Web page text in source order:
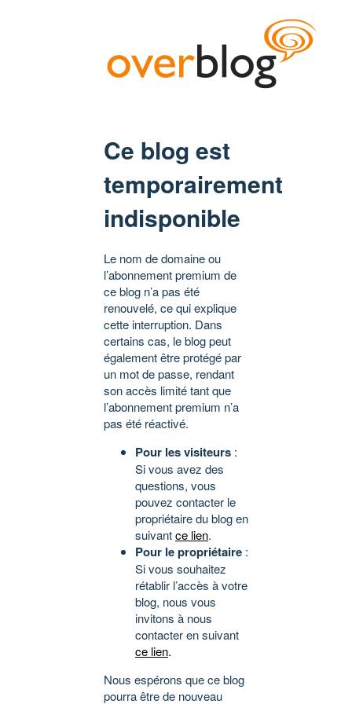
Ce blog est
temporairement
indisponible
Le nom de domaine ou
l’abonnement premium de
ce blog n’a pas été
renouvelé, ce qui explique
cette interruption. Dans
certains cas, le blog peut
également être protégé par
un mot de passe, rendant
son accès limité tant que
l’abonnement premium n’a
pas été réactivé.
Pour les visiteurs :
Si vous avez des
questions, vous
pouvez contacter le
propriétaire du blog en
suivantce lien.
Pour le propriétaire :
Si vous souhaitez
rétablir l’accès à votre
blog, nous vous
invitons à nous
contacter en suivant
ce lien.
Nous espérons que ce blog
pourra être de nouveau